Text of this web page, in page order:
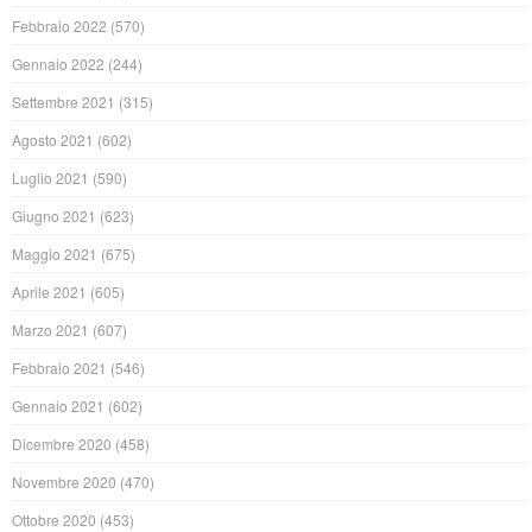
Febbraio 2022 (570)
Gennaio 2022 (244)
Settembre 2021 (315)
Agosto 2021 (602)
Luglio 2021 (590)
Giugno 2021 (623)
Maggio 2021 (675)
Aprile 2021 (605)
Marzo 2021 (607)
Febbraio 2021 (546)
Gennaio 2021 (602)
Dicembre 2020 (458)
Novembre 2020 (470)
Ottobre 2020 (453)